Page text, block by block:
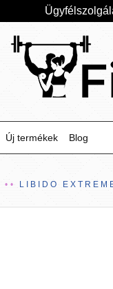
Új termékek Blog
LIBIDO